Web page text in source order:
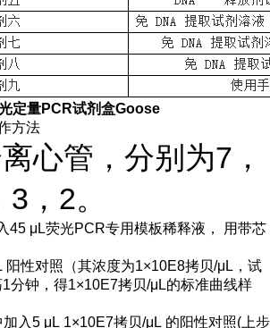
定量PCR试剂盒Goose
方法
心管，分别为7，
，2。
45 μL荧光PCR专用模板稀释液， 用带芯
阳性对照（其浓度为1×10E8拷贝/μL，试
分钟，得1×10E7拷贝/μL的标准曲线样
入5 μL 1×10E7拷贝/μL 的阳性对照(上步